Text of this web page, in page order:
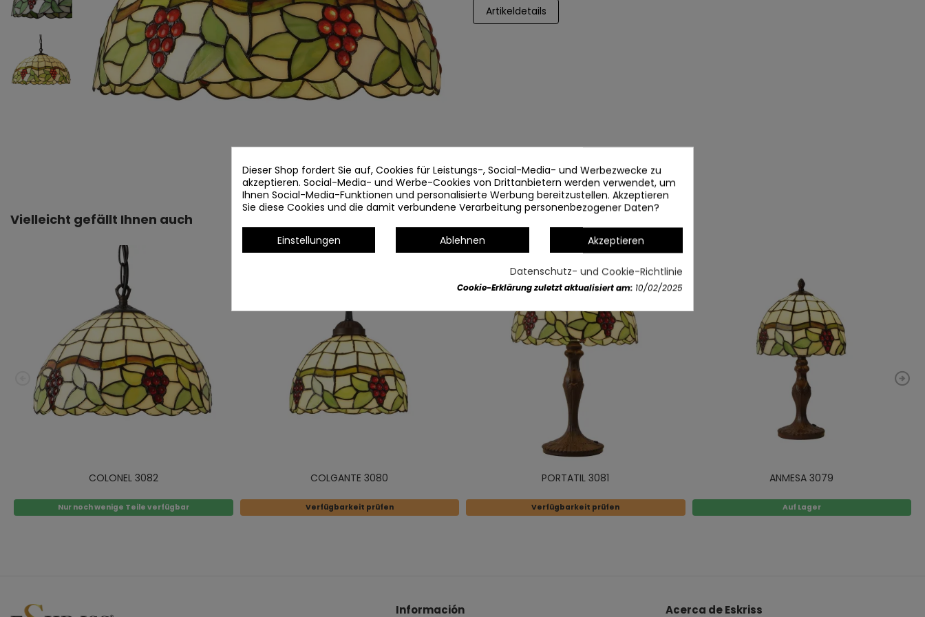
Artikeldetails
Vielleicht gefällt Ihnen auch
COLONEL 3082
Nur noch wenige Teile verfügbar
COLGANTE 3080
Verfügbarkeit prüfen
PORTATIL 3081
Verfügbarkeit prüfen
ANMESA 3079
Auf Lager
Información Acerca de Eskriss
Dieser Shop fordert Sie auf, Cookies für Leistungs-, Social-Media- und Werbezwecke zu
akzeptieren. Social-Media- und Werbe-Cookies von Drittanbietern werden verwendet, um
Ihnen Social-Media-Funktionen und personalisierte Werbung bereitzustellen. Akzeptieren
Sie diese Cookies und die damit verbundene Verarbeitung personenbezogener Daten?
Einstellungen Ablehnen Akzeptieren
Datenschutz- und Cookie-Richtlinie
Cookie-Erklärung zuletzt aktualisiert am: 10/02/2025